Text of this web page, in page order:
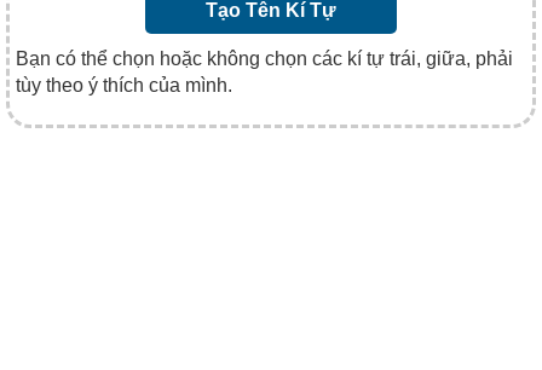
Tạo Tên Kí Tự
Bạn có thể chọn hoặc không chọn các kí tự trái, giữa, phải
tùy theo ý thích của mình.